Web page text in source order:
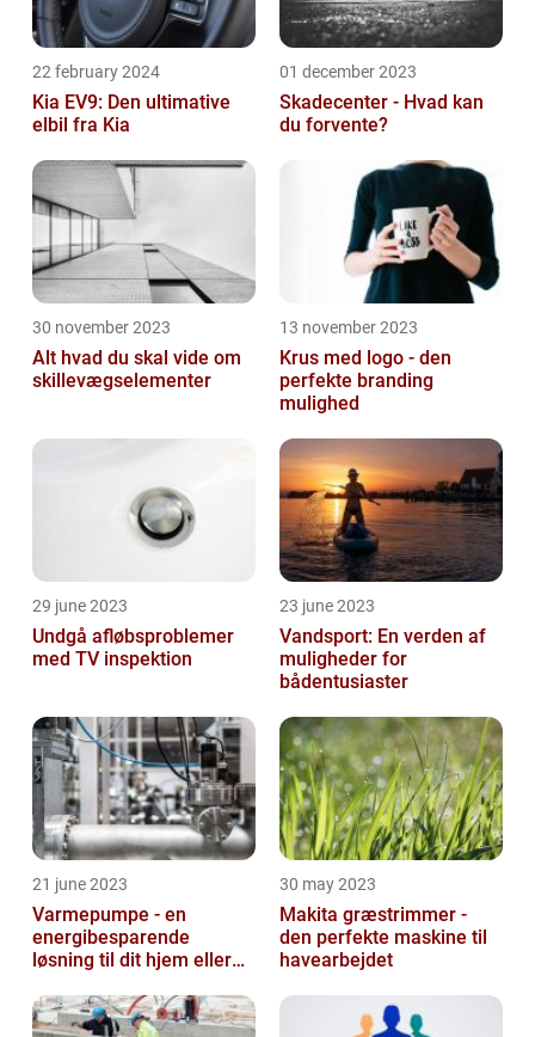
22 february 2024
Kia EV9: Den ultimative
elbil fra Kia
01 december 2023
Skadecenter - Hvad kan
du forvente?
30 november 2023
Alt hvad du skal vide om
skillevægselementer
13 november 2023
Krus med logo - den
perfekte branding
mulighed
29 june 2023
Undgå afløbsproblemer
med TV inspektion
23 june 2023
Vandsport: En verden af
muligheder for
bådentusiaster
21 june 2023
Varmepumpe - en
energibesparende
løsning til dit hjem eller
30 may 2023
Makita græstrimmer -
den perfekte maskine til
havearbejdet